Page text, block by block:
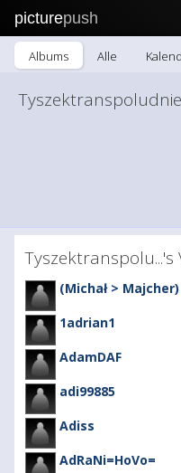
picturepush
Albums Alle
Tyszektranspolu...'s
(Michał > Majcher)
1adrian1
AdamDAF
adi99885
Adiss
AdRaNi=HoVo=